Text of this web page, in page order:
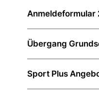
Anmeldeformular
Übergang
Sport Plus